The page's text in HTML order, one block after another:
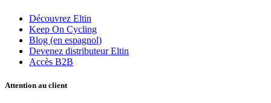
Découvrez Eltin
Keep On Cycling
Blog (en espagnol)
Devenez distributeur Eltin
Accès B2B
Attention au client